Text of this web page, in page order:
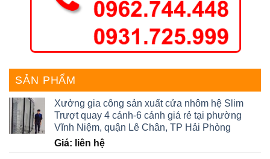
SẢN PHẨM
Xưởng gia công sản xuất cửa nhôm hệ Slim
Trượt quay 4 cánh-6 cánh giá rẻ tại phường
Vĩnh Niệm, quận Lê Chân, TP Hải Phòng
Giá: liên hệ